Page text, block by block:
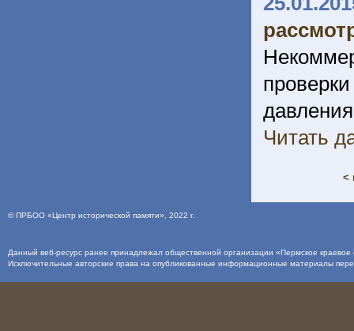
Читать
<
©ПРБОО «Центр исторической памяти» , 2022 г.
Данный веб-ресурс ранее принадлежал общественной организации «Пермское
Исключительные авторские права на опубликованные информационные материалы